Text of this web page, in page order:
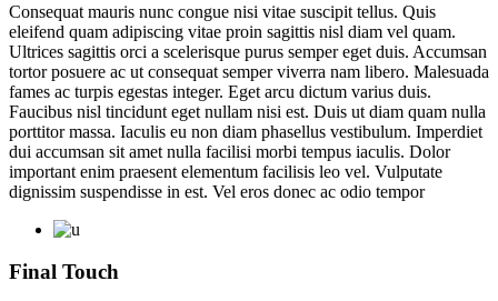
Consequat mauris nunc congue nisi vitae suscipit tellus. Quis
eleifend quam adipiscing vitae proin sagittis nisl diam vel quam.
Ultrices sagittis orci a scelerisque purus semper eget duis. Accumsan
tortor posuere ac ut consequat semper viverra nam libero. Malesuada
fames ac turpis egestas integer. Eget arcu dictum varius duis.
Faucibus nisl tincidunt eget nullam nisi est. Duis ut diam quam nulla
porttitor massa. Iaculis eu non diam phasellus vestibulum. Imperdiet
dui accumsan sit amet nulla facilisi morbi tempus iaculis. Dolor
important enim praesent elementum facilisis leo vel. Vulputate
dignissim suspendisse in est. Vel eros donec ac odio tempor
Final Touch